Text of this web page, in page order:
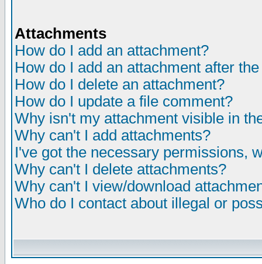
Attachments
How do I add an attachment?
How do I add an attachment after
How do I delete an attachment?
How do I update a file comment?
Why isn't my attachment visible in
Why can't I add attachments?
I've got the necessary permissions,
Why can't I delete attachments?
Why can't I view/download
Who do I contact about illegal or